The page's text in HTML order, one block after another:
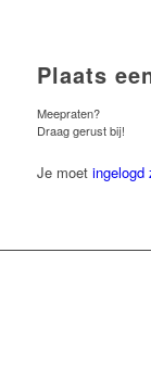
Plaats
Meepraten?
Draag gerust bij!
Je moet ingelogd